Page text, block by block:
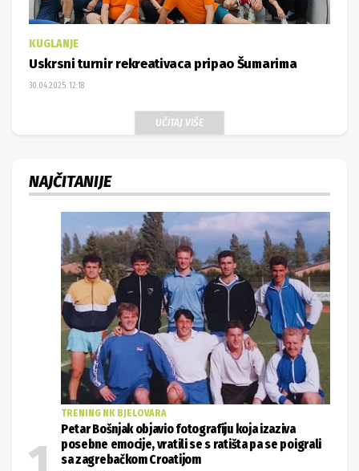
KUGLANJE
Uskrsni turnir rekreativaca pripao Šumarima
30.04.2025. 12:18
UČITAJ VIŠE
NAJČITANIJE
TRENING NK BJELOVARA
Petar Bošnjak objavio fotografiju koja izaziva
posebne emocije, vratili se s ratišta pa se poigrali
sa zagrebačkom Croatijom